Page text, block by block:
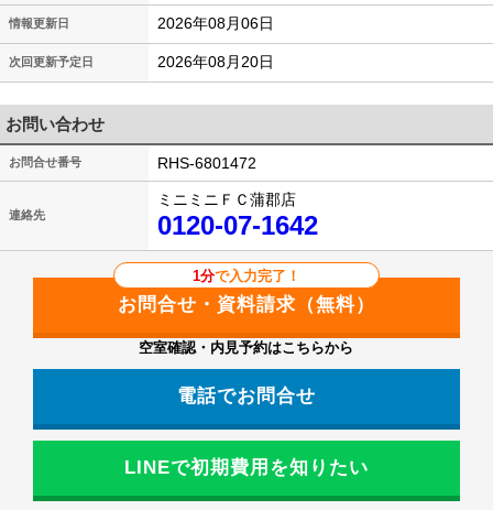
情報更新日 2026年08月06日
次回更新予定日 2026年08月20日
お問い合わせ
お問合せ番号 RHS-6801472
連絡先
ミニミニＦＣ蒲郡店
0120-07-1642
1分で入力完了！
空室確認・内見予約はこちらから
電話でお問合せ
LINEで初期費用を知りたい